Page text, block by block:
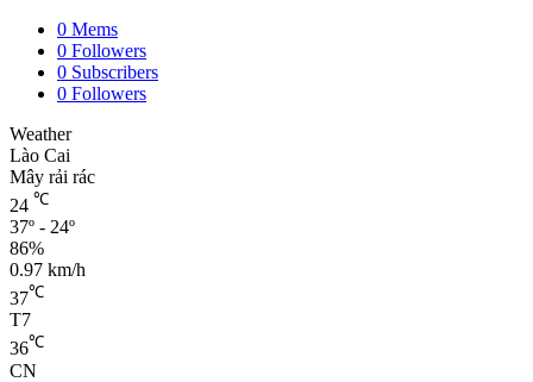
0 Mems
0 Followers
0 Subscribers
0 Followers
Weather
Lào Cai
Mây rải rác
24 ℃
37º - 24º
86%
0.97 km/h
37℃
T7
36℃
CN